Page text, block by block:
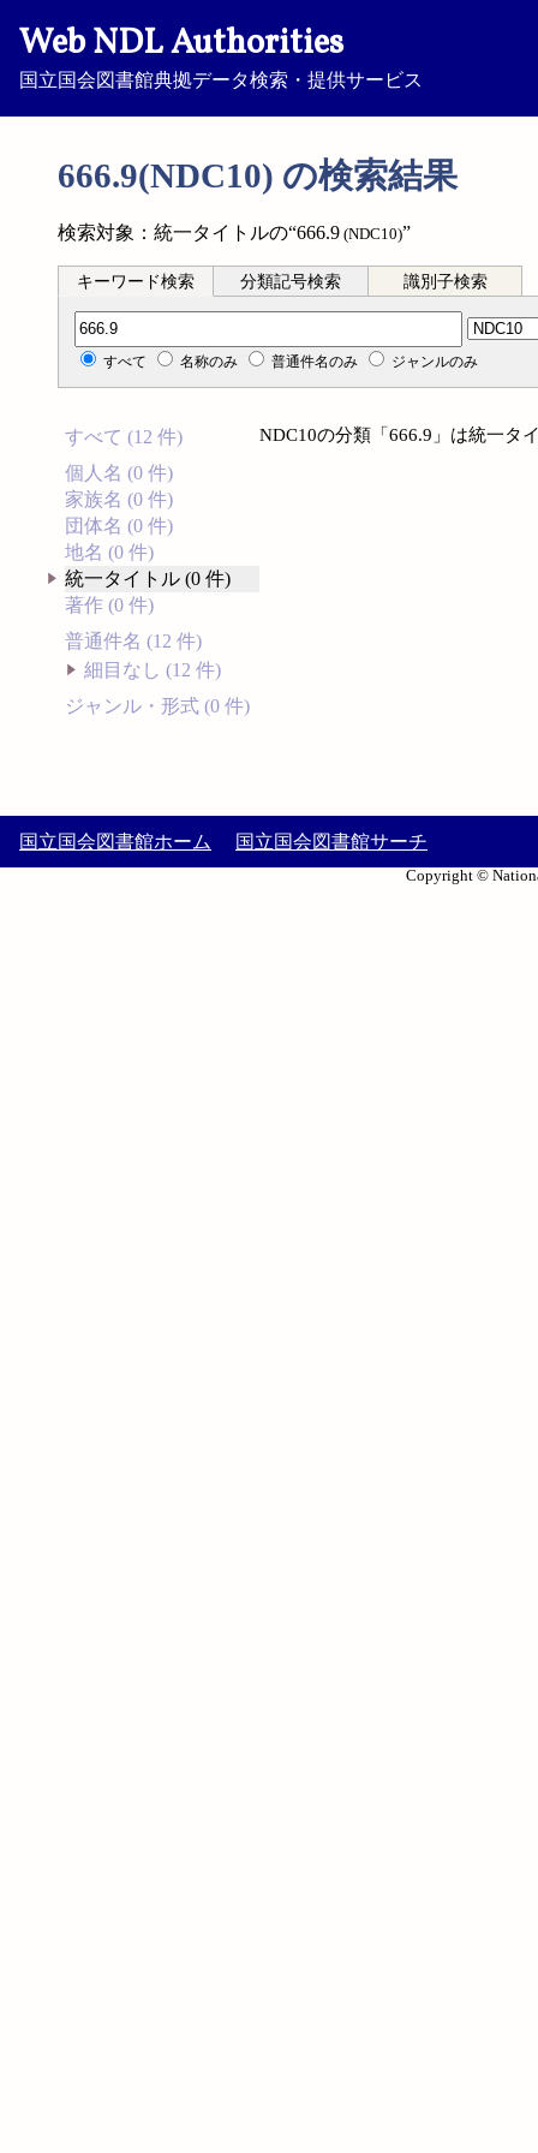
Web NDL Authorities
国立国会図書館典拠データ検索・提供サービス
666.9(NDC10) の検索結果
検索対象：統一タイトルの“666.9 (NDC10)”
キーワード検索 分類記号検索 識別子検索
分類記号検索
すべて 名称のみ 普通件名のみ ジャンルのみ
すべて (12 件)
個人名 (0 件)
家族名 (0 件)
団体名 (0 件)
地名 (0 件)
統一タイトル (0 件)
著作 (0 件)
普通件名 (12 件)
細目なし (12 件)
ジャンル・形式 (0 件)
NDC10の分類「666.9」は統一タ
国立国会図書館ホーム 国立国会図書館サーチ
Copyright ©